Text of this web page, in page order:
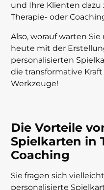
und Ihre Klienten
Therapie- oder
Also, worauf warten
heute mit der
personalisierten
die transformative
Werkzeuge!
Die Vorteile
Spielkarten in
Coaching
Sie fragen sich
personalisierte